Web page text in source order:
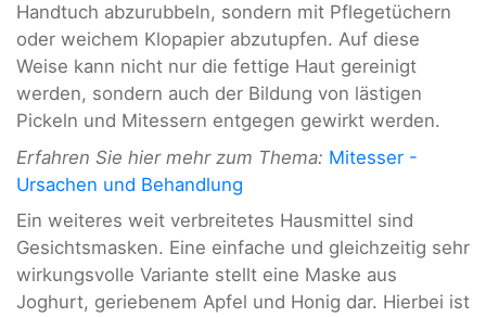
Handtuch abzurubbeln, sondern mit Pflegetüchern
oder weichem Klopapier abzutupfen. Auf diese
Weise kann nicht nur die fettige Haut gereinigt
werden, sondern auch der Bildung von lästigen
Pickeln und Mitessern entgegen gewirkt werden.
Erfahren Sie hier mehr zum Thema: Mitesser -
Ursachen und Behandlung
Ein weiteres weit verbreitetes Hausmittel sind
Gesichtsmasken. Eine einfache und gleichzeitig sehr
wirkungsvolle Variante stellt eine Maske aus
Joghurt, geriebenem Apfel und Honig dar. Hierbei ist